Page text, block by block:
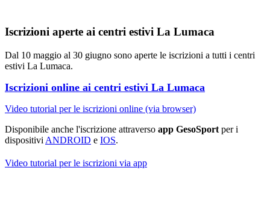
Iscrizioni aperte ai centri estivi La Lumaca
Dal 10 maggio al 30 giugno sono aperte le iscrizioni a tutti i centri
estivi La Lumaca.
Iscrizioni online ai centri estivi La Lumaca
Video tutorial per le iscrizioni online (via browser)
Disponibile anche l'iscrizione attraverso app GesoSport per i
dispositivi ANDROID e IOS.
Video tutorial per le iscrizioni via app